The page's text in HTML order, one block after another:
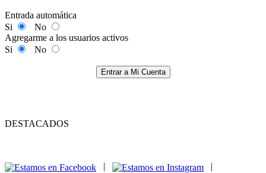
Entrada automática
Si
No
Agregarme a los usuarios activos
Si
No
Entrar a Mi Cuenta
DESTACADOS